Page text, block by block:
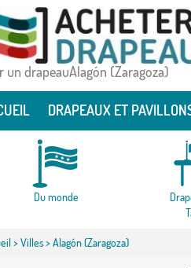
un drapeauAlagón (Zaragoza)
DRAPEAUX ET
Du monde
>Villes> Alagón (Zaragoza)